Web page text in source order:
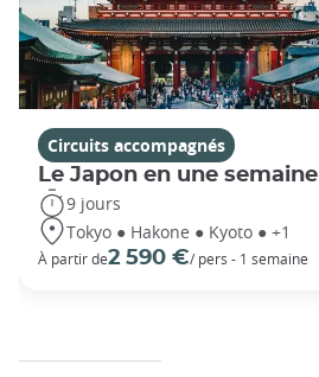
Circuits accompagnés
Le Japon en une semaine
9 jours
Tokyo ● Hakone ● Kyoto ● +1
À partir de2 590 €/ pers - 1 semaine